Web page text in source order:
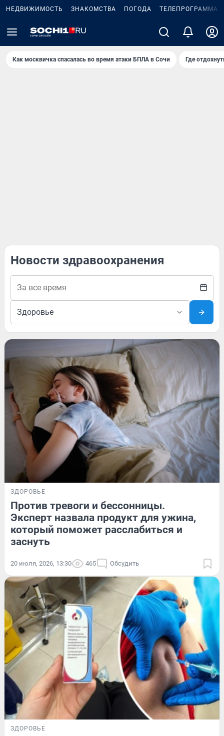
НЕДВИЖИМОСТЬ ЗНАКОМСТВА ПОГОДА ТЕЛЕПРОГРАММА
Как москвичка спасалась во время атаки БПЛА в Сочи Где
Новости здравоохранения
ЗДОРОВЬЕ
Против тревоги и бессонницы.
Эксперт назвала продукт для ужина,
который поможет расслабиться и
заснуть
20 июля, 2026, 13:30 465 Обсудить
ЗДОРОВЬЕ